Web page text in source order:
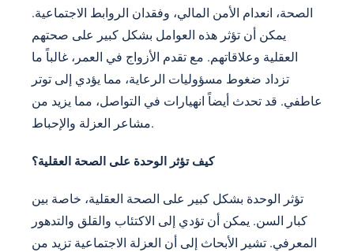
الصحة، انعدام الأمن المالي، وفقدان الروابط الاجتماعية.
يمكن أن تؤثر هذه العوامل بشكل كبير على صحتهم
العقلية وعلاقاتهم. مع تقدم الأزواج في العمر، غالباً ما
تزداد ضغوط مسؤوليات الرعاية، مما يؤدي إلى توتر
عاطفي. قد تحدث أيضاً انهيارات في التواصل، مما يزيد من
مشاعر العزلة والإحباط.
كيف تؤثر الوحدة على الصحة العقلية؟
تؤثر الوحدة بشكل كبير على الصحة العقلية، خاصة بين
كبار السن. يمكن أن تؤدي إلى الاكتئاب والقلق والتدهور
المعرفي. تشير الأبحاث إلى أن العزلة الاجتماعية تزيد من